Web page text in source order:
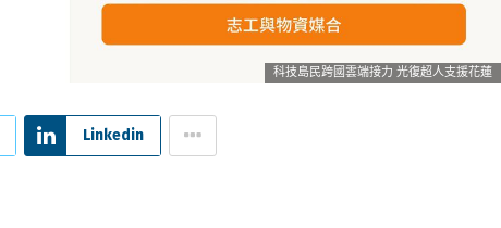
科技島民跨國雲端接力 光復超人支援花蓮
Linkedin